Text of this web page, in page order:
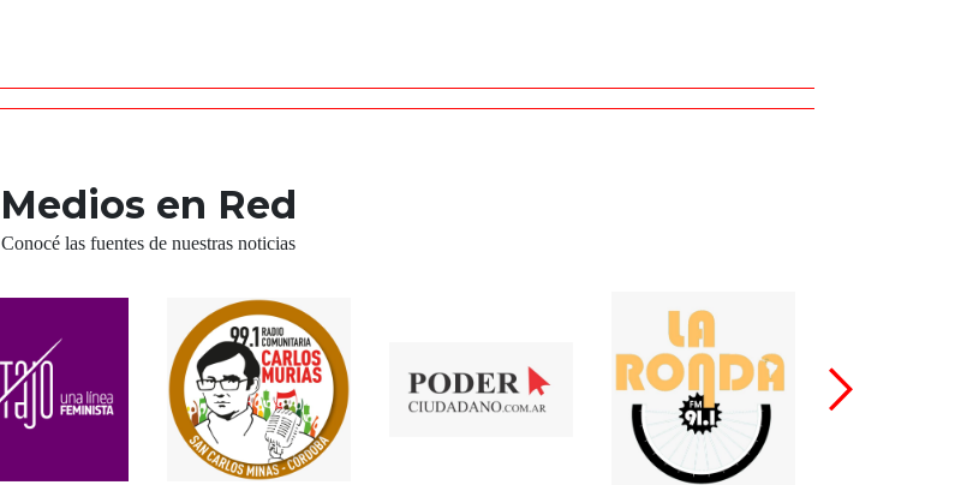
Medios en Red
Conocé las fuentes de nuestras noticias